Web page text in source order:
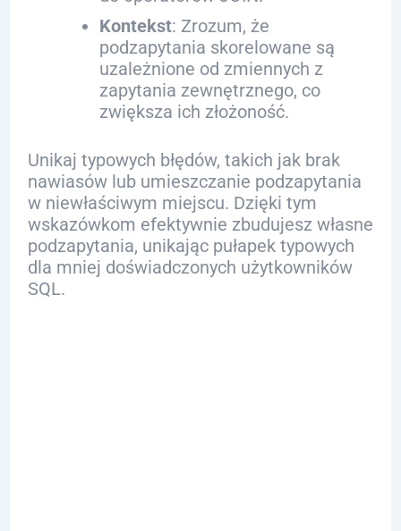
Kontekst: Zrozum, że
podzapytania skorelowane są
uzależnione od zmiennych z
zapytania zewnętrznego, co
zwiększa ich złożoność.
Unikaj typowych błędów, takich jak brak
nawiasów lub umieszczanie podzapytania
w niewłaściwym miejscu. Dzięki tym
wskazówkom efektywnie zbudujesz własne
podzapytania, unikając pułapek typowych
dla mniej doświadczonych użytkowników
SQL.